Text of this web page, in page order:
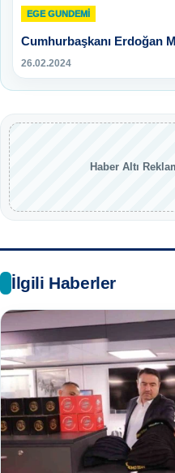
EGE GUNDEMİ
Cumhurbaşkanı Erdoğan
26.02.2024
Haber Altı
İlgili Haberler